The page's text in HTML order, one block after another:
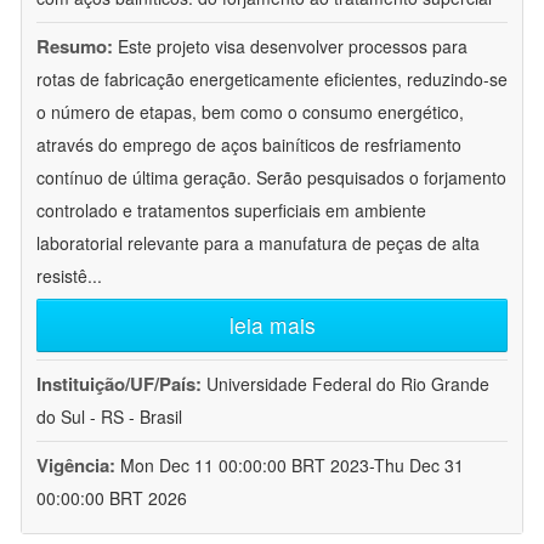
Resumo: Este projeto visa desenvolver processos para
rotas de fabricação energeticamente eficientes, reduzindo-se
o número de etapas, bem como o consumo energético,
através do emprego de aços bainíticos de resfriamento
contínuo de última geração. Serão pesquisados o forjamento
controlado e tratamentos superficiais em ambiente
laboratorial relevante para a manufatura de peças de alta
resistê...
leia mais
Instituição/UF/País: Universidade Federal do Rio Grande
do Sul - RS - Brasil
Vigência: Mon Dec 11 00:00:00 BRT 2023-Thu Dec 31
00:00:00 BRT 2026